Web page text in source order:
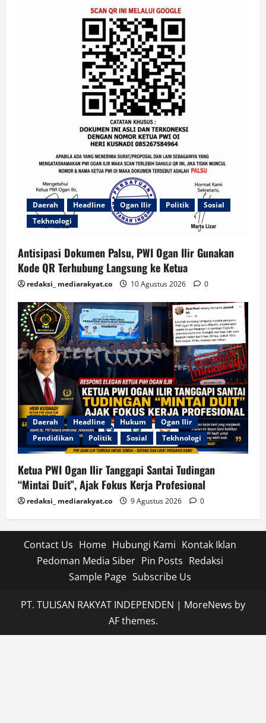
Daerah Headline Ogan Ilir Politik
Sosial
Tekhnologi
Antisipasi Dokumen Palsu, PWI Ogan Ilir Gunakan
Kode QR Terhubung Langsung ke Ketua
redaksi_ mediarakyat.co 10 Agustus 2026 0
Daerah Headline Hukum
Ogan Ilir
Pendidikan
Politik Sosial Tekhnologi
Ketua PWI Ogan Ilir Tanggapi Santai Tudingan
“Mintai Duit”, Ajak Fokus Kerja Profesional
redaksi_ mediarakyat.co 9 Agustus 2026 0
Contact Us Home Hubungi Kami Kontak Iklan
Pedoman Media Siber Pin Posts Redaksi
Sample Page Subscribe Us
PT. TULISAN RAKYAT INDEPENDEN | MoreNews by
AF themes.